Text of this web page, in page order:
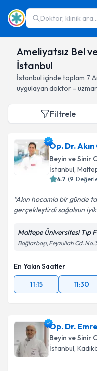
Doktor, klinik ara...
Ameliyatsız Bel
İstanbul
İstanbul içinde toplam 7
uygulayan doktor -
Filtrele
Op. Dr.
Beyin ve Sinir
İstanbul,
4.7 (9
Akın hocamla bir günde
gerçekleştirdi sağolsun
Maltepe Üniversitesi Tıp
Bağlarbaşı, Feyzullah Cd.
En Yakın Saatler
11:15
11:30
Op. Dr.
Beyin ve Sinir
İstanbul,